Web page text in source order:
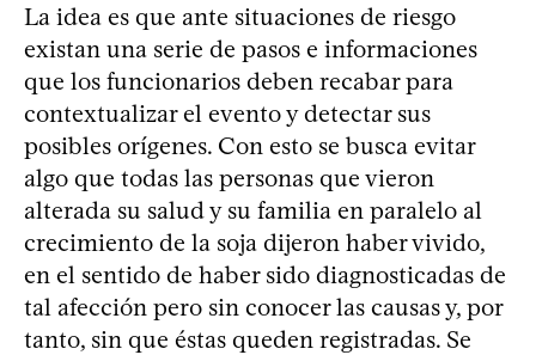
La idea es que ante situaciones de riesgo
existan una serie de pasos e informaciones
que los funcionarios deben recabar para
contextualizar el evento y detectar sus
posibles orígenes. Con esto se busca evitar
algo que todas las personas que vieron
alterada su salud y su familia en paralelo al
crecimiento de la soja dijeron haber vivido,
en el sentido de haber sido diagnosticadas de
tal afección pero sin conocer las causas y, por
tanto, sin que éstas queden registradas. Se